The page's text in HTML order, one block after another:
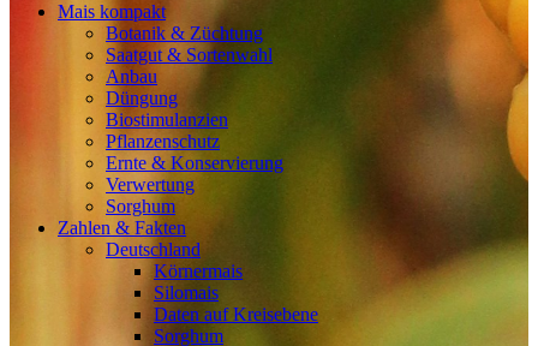
Mais kompakt
Botanik & Züchtung
Saatgut & Sortenwahl
Anbau
Düngung
Biostimulanzien
Pflanzenschutz
Ernte & Konservierung
Verwertung
Sorghum
Zahlen & Fakten
Deutschland
Körnermais
Silomais
Daten auf Kreisebene
Sorghum